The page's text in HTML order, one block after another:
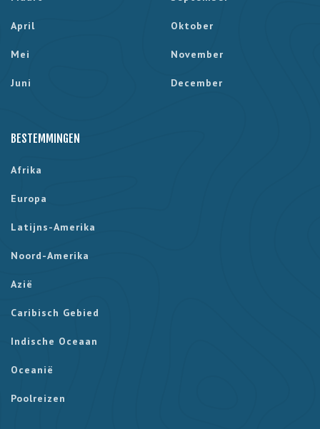
April
Mei
Juni
Oktober
November
December
BESTEMMINGEN
Afrika
Europa
Latijns-Amerika
Noord-Amerika
Azië
Caribisch Gebied
Indische Oceaan
Oceanië
Poolreizen